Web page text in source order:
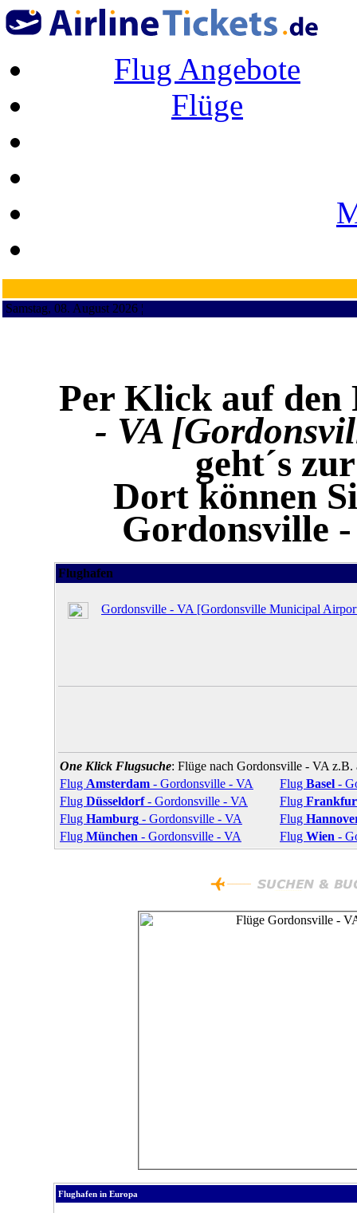
Flug Angebote
Flüge
Samstag, 08. August 2026 ¦
Per Klick auf
- VA
geht´s
Dort können
Gordonsville
Flughafen
Gordonsville - VA [Gordonsville Municipal
One Klick Flugsuche: Flüge nach Gordonsville - VA
Flug Amsterdam - Gordonsville - VA Flug Basel -
Flug Düsseldorf- Gordonsville - VA Flug
Flug Hamburg - Gordonsville - VA Flug
Flug München - Gordonsville - VA Flug Wien -
Flughafen in Europa